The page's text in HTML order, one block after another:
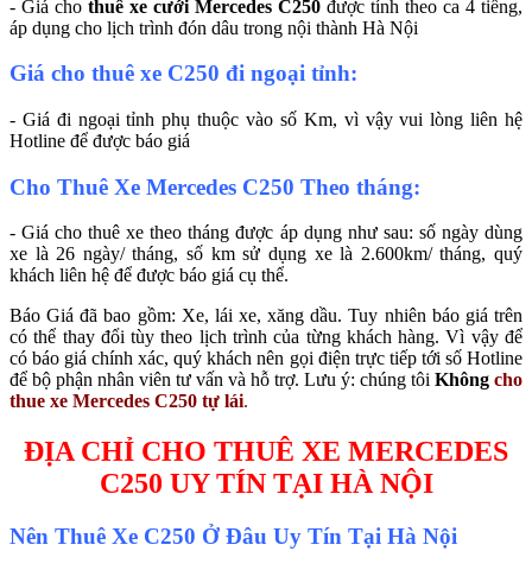
- Giá cho thuê xe cưới Mercedes C250 được tính theo ca 4 tiếng,
áp dụng cho lịch trình đón dâu trong nội thành Hà Nội
Giá cho thuê xe C250 đi ngoại tỉnh:
- Giá đi ngoại tỉnh phụ thuộc vào số Km, vì vậy vui lòng liên hệ
Hotline để được báo giá
Cho Thuê Xe Mercedes C250 Theo tháng:
- Giá cho thuê xe theo tháng được áp dụng như sau: số ngày dùng
xe là 26 ngày/ tháng, số km sử dụng xe là 2.600km/ tháng, quý
khách liên hệ để được báo giá cụ thể.
Báo Giá đã bao gồm: Xe, lái xe, xăng dầu. Tuy nhiên báo giá trên
có thể thay đổi tùy theo lịch trình của từng khách hàng. Vì vậy để
có báo giá chính xác, quý khách nên gọi điện trực tiếp tới số Hotline
để bộ phận nhân viên tư vấn và hỗ trợ. Lưu ý: chúng tôi Không cho
thue xe Mercedes C250 tự lái.
ĐỊA CHỈ CHO THUÊ XE MERCEDES
C250 UY TÍN TẠI HÀ NỘI
Nên Thuê Xe C250 Ở Đâu Uy Tín Tại Hà Nội